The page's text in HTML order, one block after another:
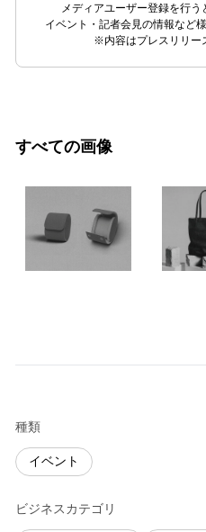
メディアユーザー登録を行う
イベント・記者会見の情報など
※内容はプレスリリー
すべての画像
種類
イベント
ビジネスカテゴリ